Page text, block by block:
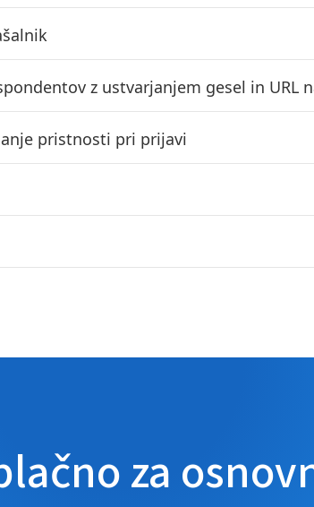
z ustvarjanjem gesel in URL
pristnosti pri prijavi
za